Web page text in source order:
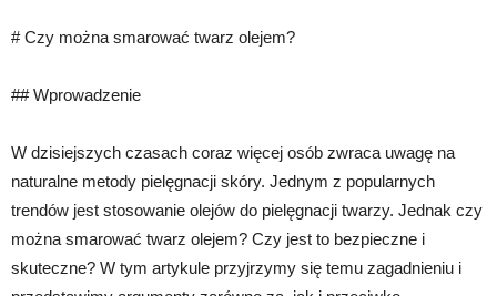
# Czy można smarować twarz olejem?
## Wprowadzenie
W dzisiejszych czasach coraz więcej osób zwraca uwagę na
naturalne metody pielęgnacji skóry. Jednym z popularnych
trendów jest stosowanie olejów do pielęgnacji twarzy. Jednak czy
można smarować twarz olejem? Czy jest to bezpieczne i
skuteczne? W tym artykule przyjrzymy się temu zagadnieniu i